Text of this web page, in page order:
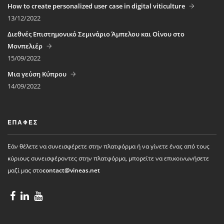
How to create personalized user case in digital viticulture
13/12/2022
Διεθνές Επιστημονικό Σεμινάριο Άμπελου και Οίνου στο
Μονπελιέρ
15/09/2022
Μια γεύση Κύπρου
14/09/2022
ΕΠΑΦΈΣ
Εάν θέλετε να συνεισφέρετε στην πλατφόρμα ή να γίνετε ένας από τους
κύριους συνεισφέροντες στην πλατφόρμα, μπορείτε να επικοινωνήσετε
μαζί μας στοcontact@vineas.net